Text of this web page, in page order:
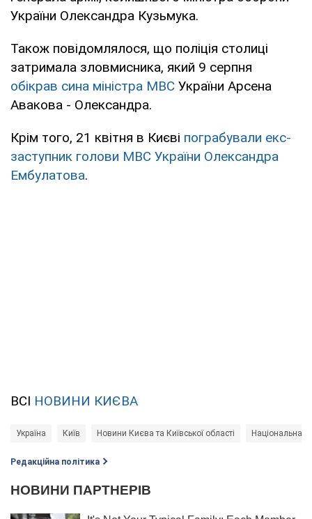
України Олександра Кузьмука.
Також повідомлялося, що поліція столиці
затримала зловмисника, який 9 серпня
обікрав сина міністра МВС України Арсена
Авакова - Олександра.
Крім того, 21 квітня в Києві пограбували екс-
заступник голови МВС України Олександра
Ембулатова.
ВСІ НОВИНИ КИЄВА
Україна Київ Новини Києва та Київської області Національна
Редакційна політика